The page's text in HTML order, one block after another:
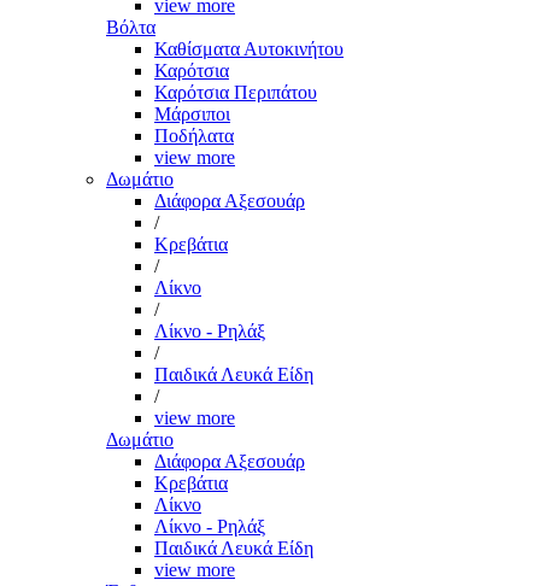
view more
Βόλτα
Καθίσματα Αυτοκινήτου
Καρότσια
Καρότσια Περιπάτου
Μάρσιποι
Ποδήλατα
view more
Δωμάτιο
Διάφορα Αξεσουάρ
/
Κρεβάτια
/
Λίκνο
/
Λίκνο - Ρηλάξ
/
Παιδικά Λευκά Είδη
/
view more
Δωμάτιο
Διάφορα Αξεσουάρ
Κρεβάτια
Λίκνο
Λίκνο - Ρηλάξ
Παιδικά Λευκά Είδη
view more